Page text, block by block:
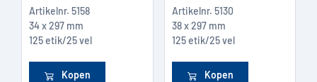
Artikelnr. 5158
34 x 297 mm
125 etik/25 vel
Kopen
Artikelnr. 5130
38 x 297 mm
125 etik/25 vel
Kopen